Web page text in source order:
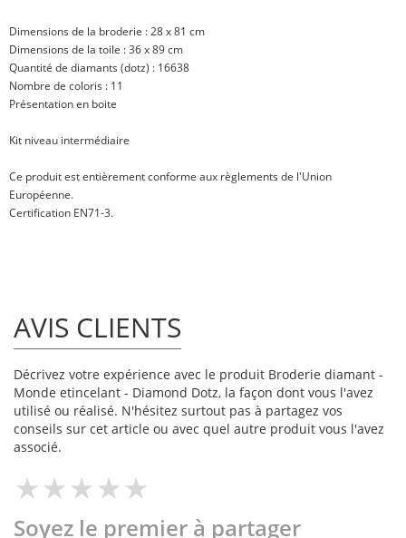
Dimensions de la broderie : 28 x 81 cm
Dimensions de la toile : 36 x 89 cm
Quantité de diamants (dotz) : 16638
Nombre de coloris : 11
Présentation en boite
Kit niveau intermédiaire
Ce produit est entièrement conforme aux règlements de l'Union
Européenne.
Certification EN71-3.
AVIS CLIENTS
Décrivez votre expérience avec le produit Broderie diamant -
Monde etincelant - Diamond Dotz, la façon dont vous l'avez
utilisé ou réalisé. N'hésitez surtout pas à partagez vos
conseils sur cet article ou avec quel autre produit vous l'avez
associé.
Soyez le premier à partager